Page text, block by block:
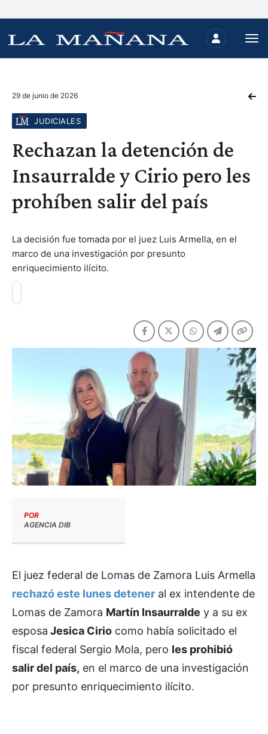
29 de junio de 2026
JUDICIALES
Rechazan la detención de
Insaurralde y Cirio pero les
prohíben salir del país
La decisión fue tomada por el juez Luis Armella, en el
marco de una investigación por presunto
enriquecimiento ilícito.
POR
AGENCIA DIB
El juez federal de Lomas de Zamora Luis Armella
rechazó este lunes detener al ex intendente de
Lomas de Zamora Martín Insaurralde y a su ex
esposa Jesica Cirio como había solicitado el
fiscal federal Sergio Mola, pero les prohibió
salir del país, en el marco de una investigación
por presunto enriquecimiento ilícito.